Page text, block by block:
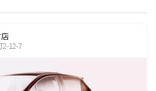
12-7